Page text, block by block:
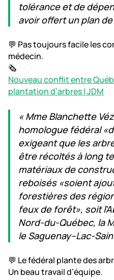
tolérance et de
avoir offert un plan
💬 Pas toujours facile les
médecin.
🗞️
Nouveau conflit entre
plantation d’arbres | JDM
« Mme Blanchette
homologue fédéral
exigeant que les
être récoltés à long
matériaux de
reboisés «soient
forestières des
feux de forêt», soit
Nord-du-Québec, la
le Saguenay–Lac-
💬 Le fédéral plante des
Un beau travail d’équipe.